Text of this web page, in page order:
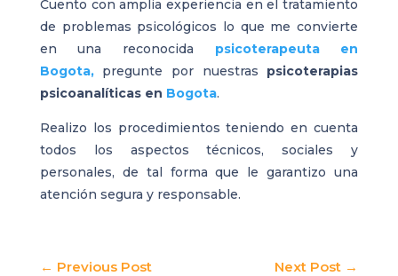
Cuento con amplia experiencia en el tratamiento
de problemas psicológicos lo que me convierte
en una reconocida psicoterapeuta en
Bogota,pregunte por nuestras psicoterapias
psicoanalíticas en Bogota.
Realizo los procedimientos teniendo en cuenta
todos los aspectos técnicos, sociales y
personales, de tal forma que le garantizo una
atención segura y responsable.
← Previous Post Next Post →